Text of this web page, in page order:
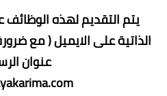
يتم التقديم لهذه
الذاتية على الايميل ( مع
عنوان